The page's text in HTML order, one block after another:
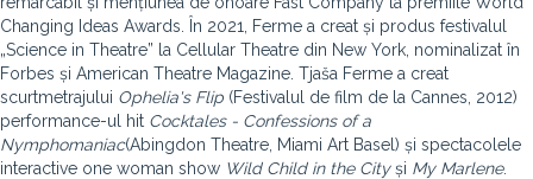
Changing Ideas Awards. În 2021, Ferme a creat și produs festivalul
„Science in Theatre” la Cellular Theatre din New York, nominalizat în
Forbes și American Theatre Magazine. Tjaša Ferme a creat
scurtmetrajului Ophelia's Flip (Festivalul de film de la Cannes, 2012)
performance-ul hit Cocktales - Confessions of a
Nymphomaniac(Abingdon Theatre, Miami Art Basel) și spectacolele
interactive one woman show Wild Child in the Cityși My Marlene.